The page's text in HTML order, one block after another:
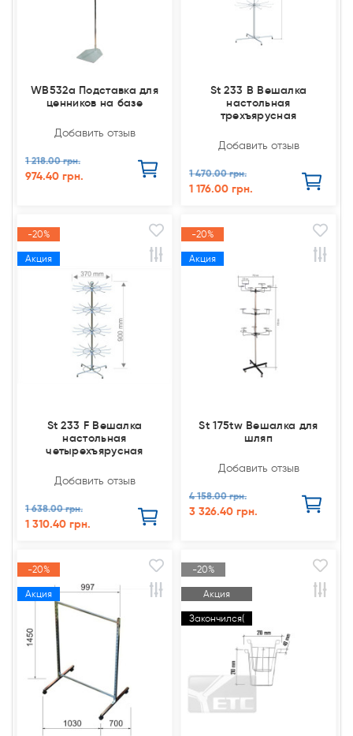
WB532a Подставка для
ценников на базе
Добавить отзыв
1 218.00 грн.
974.40 грн.
St 233 В Вешалка
настольная
трехъярусная
Добавить отзыв
1 470.00 грн.
1 176.00 грн.
-20%
Акция
St 233 F Вешалка
настольная
четырехъярусная
Добавить отзыв
1 638.00 грн.
1 310.40 грн.
-20%
Акция
St 175tw Вешалка для
шляп
Добавить отзыв
4 158.00 грн.
3 326.40 грн.
-20%
Акция
-20%
Акция
Закончился(